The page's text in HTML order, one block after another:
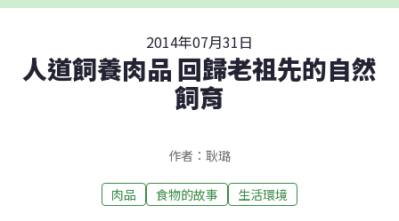
2014年07月31日
人道飼養肉品 回歸老祖先的自然
飼育
作者：耿璐
肉品 食物的故事 生活環境